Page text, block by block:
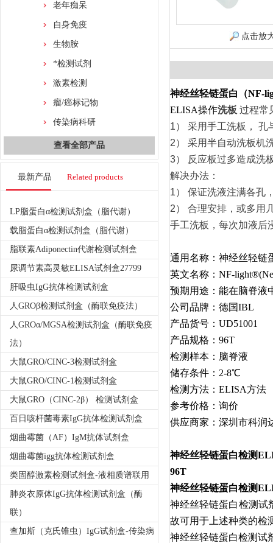
老年痴呆
自身免疫
生物胺
*检测试剂
激素检测
瘤/癌标记物
传染病科研
查看全部产品
最新产品 Related products
LP脂蛋白α检测试剂盒（脂代谢）
载脂蛋白α检测试剂盒（脂代谢）
脂联素Adiponectin代谢检测试剂盒
尿调节素高灵敏ELISA试剂盒27799
肝吸虫IgG抗体检测试剂盒
人GROβ检测试剂盒（酶联免疫法）
人GROα/MGSA检测试剂盒（酶联免疫
法）
大鼠GRO/CINC-3检测试剂盒
大鼠GRO/CINC-1检测试剂盒
大鼠GRO（CINC-2β） 检测试剂盒
百日咳杆菌毒素IgG抗体检测试剂盒
烟曲霉菌（AF）IgM抗体试剂盒
烟曲霉菌igg抗体检测试剂盒
类固醇激素检测试剂盒-液相质谱联用
肺炎衣原体IgG抗体检测试剂盒（酶
联）
查加斯（克氏锥虫）IgG试剂盒-传染病
点击放
神经丝轻链蛋白（NF-
ELISA操作洗板 过程常
1） 采用手工洗板， 孔
2） 采用半自动洗板机
3） 反应板过多造成洗
解决办法：
1） 保证洗液注满各孔
2） 合理安排，或多用
手工洗板，每次加液后
通用名称：神经丝轻链
英文名称：NF-
预期用途：能在脑脊液
公司品牌：德国IBL
产品货号：UD51001
产品规格：96T
检测样本：脑脊液
储存条件：2-8℃
检测方法：ELISA方法
参考价格：询价
供应商家：深圳市科润
神经丝轻链蛋白检测
96T
神经丝轻链蛋白检测
神经丝轻链蛋白检测试
故可用于上述种类的检
神经丝轻链蛋白检测试